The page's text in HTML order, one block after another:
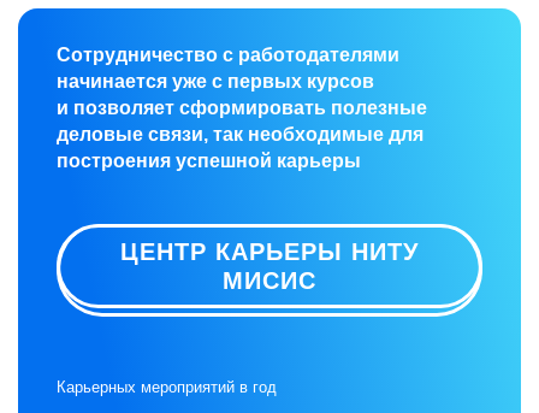
Сотрудничество с работодателями
начинается уже с первых курсов
и позволяет сформировать полезные
деловые связи, так необходимые для
построения успешной карьеры
ЦЕНТР КАРЬЕРЫ НИТУ
МИСИС
Карьерных мероприятий в год